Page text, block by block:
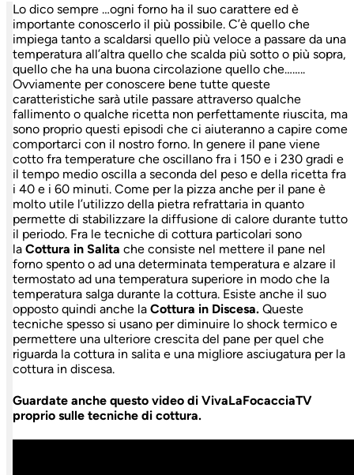
Lo dico sempre …ogni forno ha il suo carattere ed è
importante conoscerlo il più possibile. C’è quello che
impiega tanto a scaldarsi quello più veloce a passare da una
temperatura all’altra quello che scalda più sotto o più sopra,
quello che ha una buona circolazione quello che……..
Ovviamente per conoscere bene tutte queste
caratteristiche sarà utile passare attraverso qualche
fallimento o qualche ricetta non perfettamente riuscita, ma
sono proprio questi episodi che ci aiuteranno a capire come
comportarci con il nostro forno. In genere il pane viene
cotto fra temperature che oscillano fra i 150 e i 230 gradi e
il tempo medio oscilla a seconda del peso e della ricetta fra
i 40 e i 60 minuti. Come per la pizza anche per il pane è
molto utile l’utilizzo della pietra refrattaria in quanto
permette di stabilizzare la diffusione di calore durante tutto
il periodo. Fra le tecniche di cottura particolari sono
la Cottura in Salita che consiste nel mettere il pane nel
forno spento o ad una determinata temperatura e alzare il
termostato ad una temperatura superiore in modo che la
temperatura salga durante la cottura. Esiste anche il suo
opposto quindi anche la Cottura in Discesa. Queste
tecniche spesso si usano per diminuire lo shock termico e
permettere una ulteriore crescita del pane per quel che
riguarda la cottura in salita e una migliore asciugatura per la
cottura in discesa.
Guardate anche questo video di VivaLaFocacciaTV
proprio sulle tecniche di cottura.